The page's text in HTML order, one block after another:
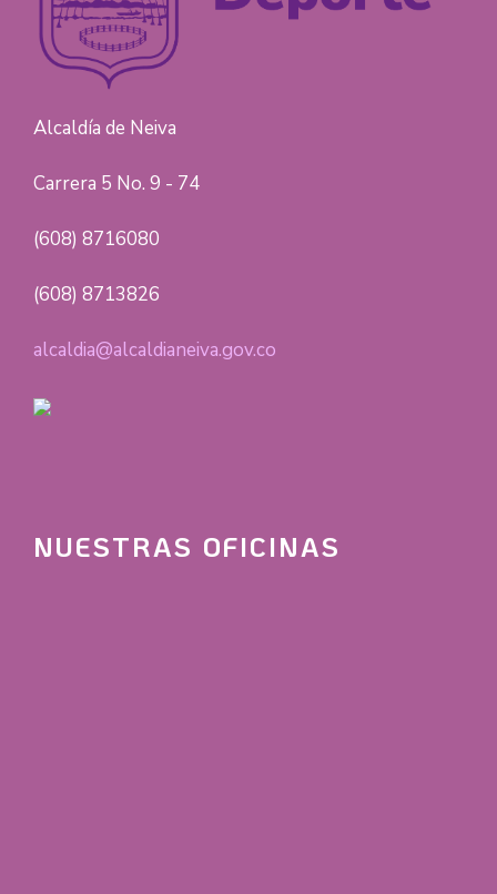
Alcaldía de Neiva
Carrera 5 No. 9 - 74
(608) 8716080
(608) 8713826
alcaldia@alcaldianeiva.gov.co
NUESTRAS OFICINAS